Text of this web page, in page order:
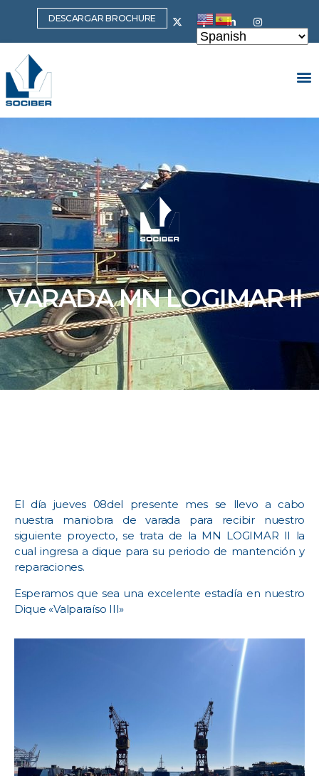
DESCARGAR BROCHURE
VARADA MN LOGIMAR II
El día jueves 08del presente mes se llevo a cabo
nuestra maniobra de varada para recibir nuestro
siguiente proyecto, se trata de la MN LOGIMAR II la
cual ingresa a dique para su periodo de mantención y
reparaciones.
Esperamos que sea una excelente estadía en nuestro
Dique «Valparaíso III»